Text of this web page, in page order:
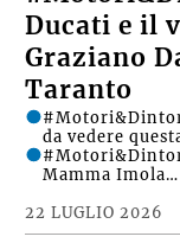
Ducati e il
Graziano
Taranto
22 LUGLIO 2026
da vedere
Mamma Imola…